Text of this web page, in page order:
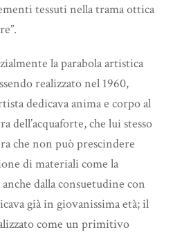
tessuti nella trama ottica
la parabola artistica
realizzato nel 1960,
dedicava anima e corpo al
dell’acquaforte, che lui stesso
che non può prescindere
di materiali come la
dalla consuetudine con
già in giovanissima età; il
come un primitivo